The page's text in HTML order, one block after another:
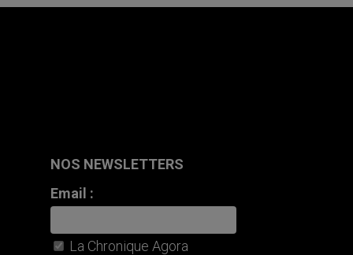
NOS NEWSLETTERS
Email :
La Chronique Agora